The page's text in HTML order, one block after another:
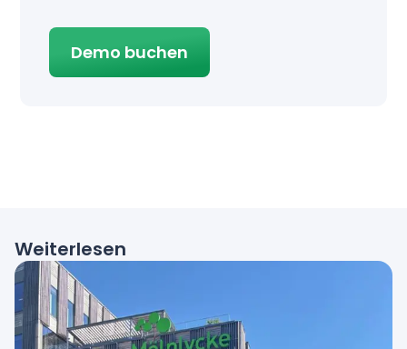
Demo buchen
Weiterlesen